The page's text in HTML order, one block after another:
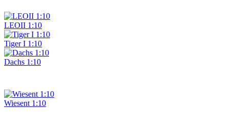
LEOII 1:10
Tiger I 1:10
Dachs 1:10
Wiesent 1:10